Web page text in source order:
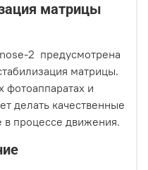
матрицы
2 предусмотрена
матрицы.
фотоаппаратах и
делать качественные
процессе движения.